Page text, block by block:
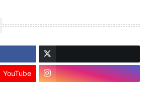
YouTube